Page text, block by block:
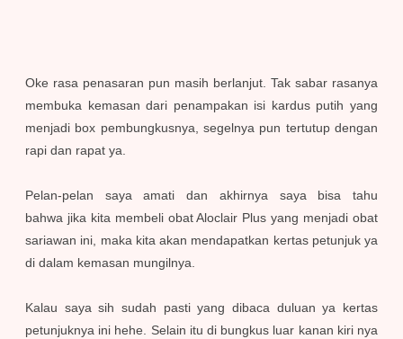
Oke rasa penasaran pun masih berlanjut. Tak sabar rasanya
membuka kemasan dari penampakan isi kardus putih yang
menjadi box pembungkusnya, segelnya pun tertutup dengan
rapi dan rapat ya.
Pelan-pelan saya amati dan akhirnya saya bisa tahu
bahwa jika kita membeli obat Aloclair Plus yang menjadi obat
sariawan ini, maka kita akan mendapatkan kertas petunjuk ya
di dalam kemasan mungilnya.
Kalau saya sih sudah pasti yang dibaca duluan ya kertas
petunjuknya ini hehe. Selain itu di bungkus luar kanan kiri nya